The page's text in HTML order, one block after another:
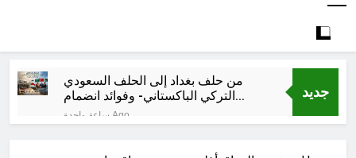
جديد
من حلف بغداد إلى الحلف السعودي
التركي الباكستاني- وفوائد انضمام
العراق له!ساعة واحدة Ago